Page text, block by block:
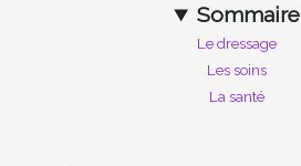
Sommaire
Le dressage
Les soins
La santé